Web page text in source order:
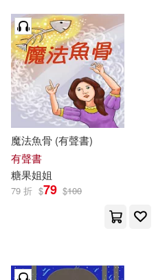
魔法魚骨 (有聲書)
有聲書
糖果姐姐
79 折 $79 $100